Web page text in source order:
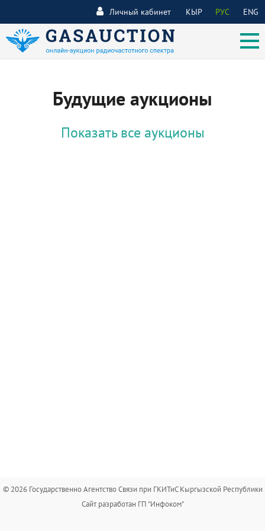
КЫР РУС ENG
Личный кабинет
Будущие аукционы
Показать все аукционы
© 2026 Государственно Агентство Связи при ГКИТиС Кыргызской Республики
Сайт разработан ГП "Инфоком"